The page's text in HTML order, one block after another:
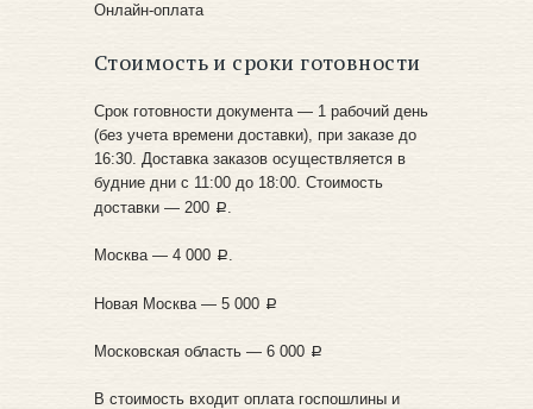
Найти
Вернуться к заказу
Онлайн-оплата
Стоимость и сроки готовности
Срок готовности документа — 1 рабочий день
(без учета времени доставки), при заказе до
16:30. Доставка заказов осуществляется в
будние дни с 11:00 до 18:00. Стоимость
доставки — 200 a
Москва — 4 000 a .
Новая Москва — 5 000 a
Московская область — 6 000 a
В стоимость входит оплата госпошлины и